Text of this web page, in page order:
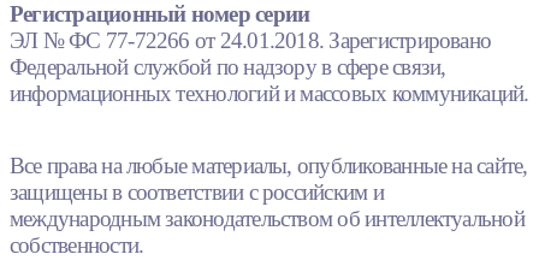
Регистрационный номер серии
ЭЛ № ФС 77-72266 от 24.01.2018. Зарегистрировано
Федеральной службой по надзору в сфере связи,
информационных технологий и массовых коммуникаций.
Все права на любые материалы, опубликованные на сайте,
защищены в соответствии с российским и
международным законодательством об интеллектуальной
собственности.